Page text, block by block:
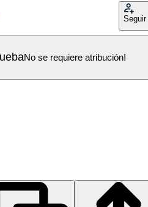
Seguir
No se requiere atribución!